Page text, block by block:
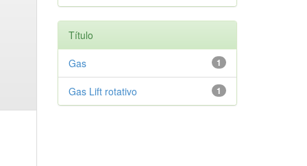
Título
1
Gas
1
Gas Lift rotativo